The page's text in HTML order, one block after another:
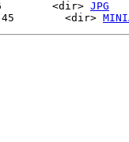
<dir> JPG
<dir>